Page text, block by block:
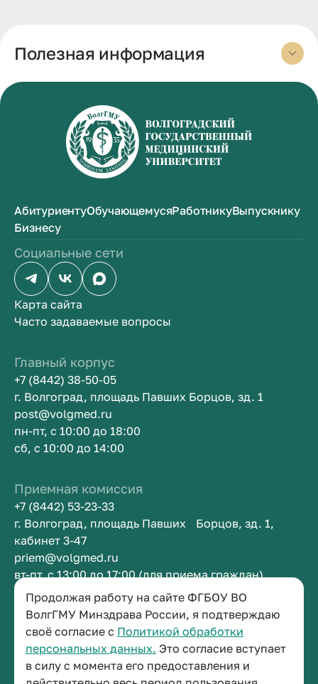
Продолжая работу на сайте ФГБОУ ВО
ВолгГМУ Минздрава России, я подтверждаю
своё согласие с Политикой обработки
персональных данных. Это согласие вступает
в силу с момента его предоставления и
Полезная информация
АбитуриентуОбучающемусяРаботникуВыпускнику
Бизнесу
Социальные сети
Карта сайта
Часто задаваемые вопросы
Главный корпус
+7 (8442) 38-50-05
г. Волгоград, площадь Павших Борцов, зд. 1
post@volgmed.ru
пн-пт, с 10:00 до 18:00
сб, с 10:00 до 14:00
Приемная комиссия
+7 (8442) 53-23-33
г. Волгоград, площадь Павших Борцов, зд. 1,
кабинет 3-47
priem@volgmed.ru
вт-пт, с 13:00 до 17:00 (для приема граждан)
Приемная ректора
+7 (8442) 38-50-05
г. Волгоград, площадь Павших Борцов, зд. 1,
кабинет 3-11